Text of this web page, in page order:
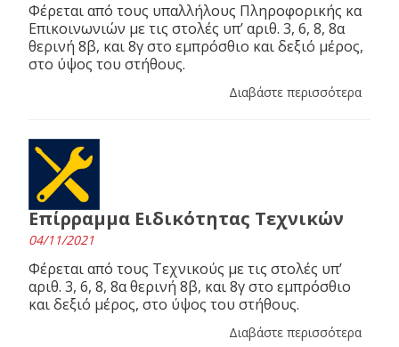
Φέρεται από τους υπαλλήλους Πληροφορικής κα
Επικοινωνιών με τις στολές υπ’ αριθ. 3, 6, 8, 8α
θερινή 8β, και 8γ στο εμπρόσθιο και δεξιό μέρος,
στο ύψος του στήθους.
Διαβάστε περισσότερα
Επίρραμμα Ειδικότητας Τεχνικών
04/11/2021
Φέρεται από τους Τεχνικούς με τις στολές υπ’
αριθ. 3, 6, 8, 8α θερινή 8β, και 8γ στο εμπρόσθιο
και δεξιό μέρος, στο ύψος του στήθους.
Διαβάστε περισσότερα